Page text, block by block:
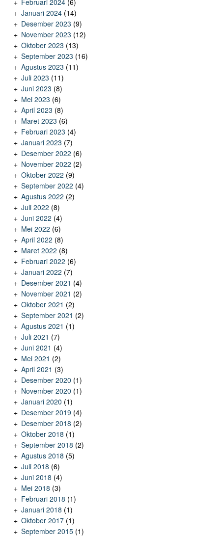
Februari 2024(6)
Januari 2024(14)
Desember 2023 (9)
November 2023 (12)
Oktober 2023 (13)
September 2023 (16)
Agustus 2023 (11)
Juli 2023 (11)
Juni 2023 (8)
Mei 2023 (6)
April 2023 (8)
Maret 2023 (6)
Februari 2023 (4)
Januari 2023 (7)
Desember 2022 (6)
November 2022 (2)
Oktober 2022 (9)
September 2022 (4)
Agustus 2022 (2)
Juli 2022 (8)
Juni 2022 (4)
Mei 2022 (6)
April 2022 (8)
Maret 2022 (8)
Februari 2022 (6)
Januari 2022 (7)
Desember 2021 (4)
November 2021 (2)
Oktober 2021 (2)
September 2021 (2)
Agustus 2021 (1)
Juli 2021 (7)
Juni 2021 (4)
Mei 2021 (2)
April 2021 (3)
Desember 2020 (1)
November 2020 (1)
Januari 2020 (1)
Desember 2019 (4)
Desember 2018 (2)
Oktober 2018 (1)
September 2018 (2)
Agustus 2018 (5)
Juli 2018 (6)
Juni 2018 (4)
Mei 2018 (3)
Februari 2018 (1)
Januari 2018 (1)
Oktober 2017(1)
September 2015(1)